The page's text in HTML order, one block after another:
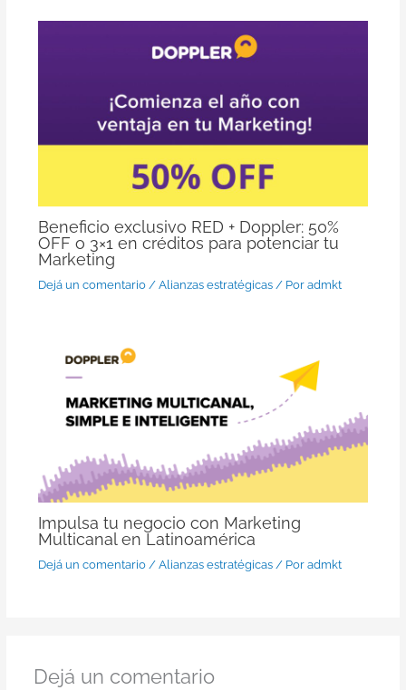
Beneficio exclusivo RED + Doppler: 50%
OFF o 3×1 en créditos para potenciar tu
Marketing
Dejá un comentario / Alianzas estratégicas/ Por admkt
Impulsa tu negocio con Marketing
Multicanal en Latinoamérica
Dejá un comentario / Alianzas estratégicas/ Por admkt
Dejá un comentario